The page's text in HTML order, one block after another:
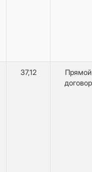
37,12
Прямой
договор